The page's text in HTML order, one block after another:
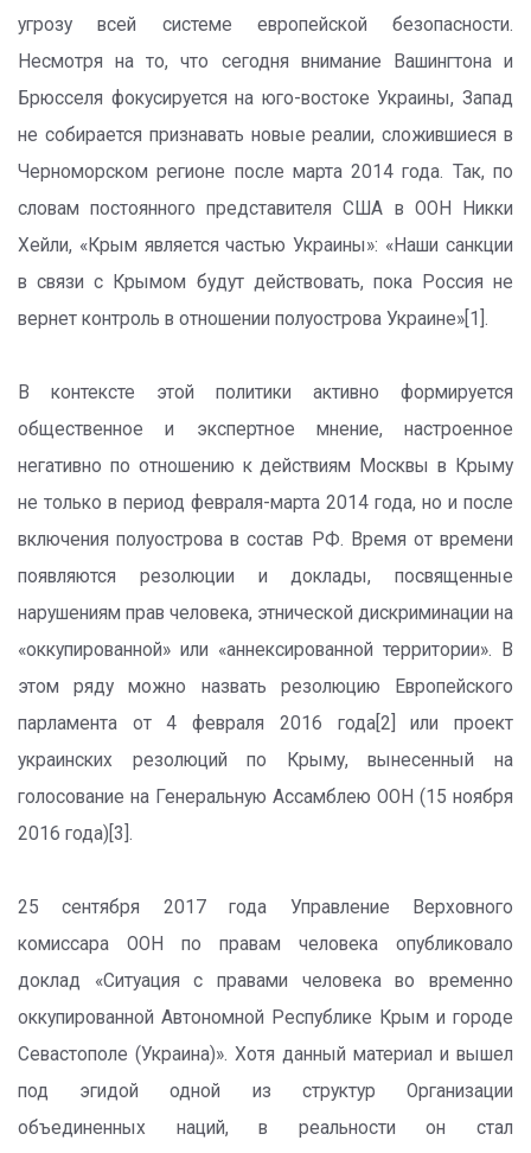
угрозу всей системе европейской безопасности.
Несмотря на то, что сегодня внимание Вашингтона и
Брюсселя фокусируется на юго-востоке Украины, Запад
не собирается признавать новые реалии, сложившиеся в
Черноморском регионе после марта 2014 года. Так, по
словам постоянного представителя США в ООН Никки
Хейли, «Крым является частью Украины»: «Наши санкции
в связи с Крымом будут действовать, пока Россия не
вернет контроль в отношении полуострова Украине»[1].
В контексте этой политики активно формируется
общественное и экспертное мнение, настроенное
негативно по отношению к действиям Москвы в Крыму
не только в период февраля-марта 2014 года, но и после
включения полуострова в состав РФ. Время от времени
появляются резолюции и доклады, посвященные
нарушениям прав человека, этнической дискриминации на
«оккупированной» или «аннексированной территории». В
этом ряду можно назвать резолюцию Европейского
парламента от 4 февраля 2016 года[2] или проект
украинских резолюций по Крыму, вынесенный на
голосование на Генеральную Ассамблею ООН (15 ноября
2016 года)[3].
25 сентября 2017 года Управление Верховного
комиссара ООН по правам человека опубликовало
доклад «Ситуация с правами человека во временно
оккупированной Автономной Республике Крым и городе
Севастополе (Украина)». Хотя данный материал и вышел
под эгидой одной из структур Организации
объединенных наций, в реальности он стал